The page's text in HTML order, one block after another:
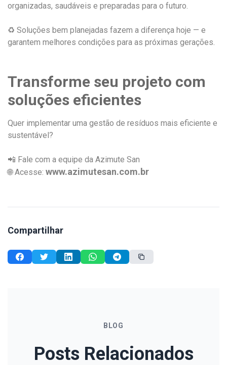
organizadas, saudáveis e preparadas para o futuro.
♻️ Soluções bem planejadas fazem a diferença hoje — e
garantem melhores condições para as próximas gerações.
Transforme seu projeto com
soluções eficientes
Quer implementar uma gestão de resíduos mais eficiente e
sustentável?
📲 Fale com a equipe da Azimute San
🌐 Acesse: www.azimutesan.com.br
Compartilhar
BLOG
Posts Relacionados